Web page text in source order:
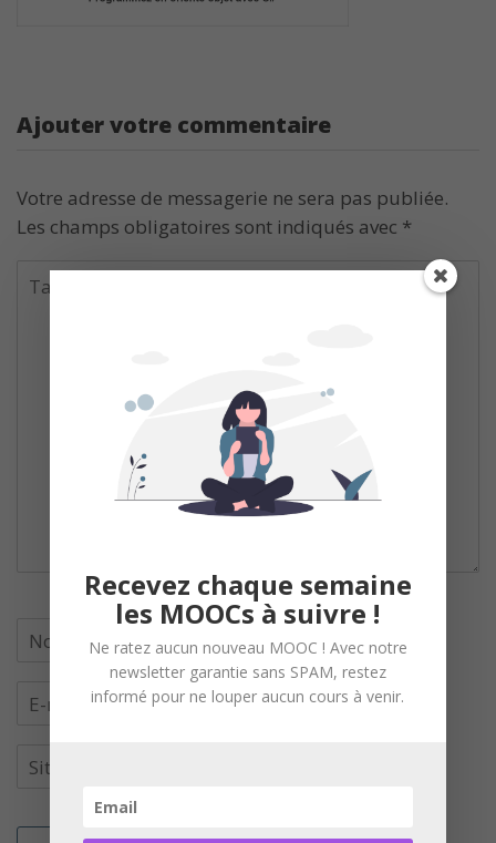
Ajouter votre commentaire
Votre adresse de messagerie ne sera pas publiée.
Les champs obligatoires sont indiqués avec *
Recevez chaque semaine
les MOOCs à suivre !
Ne ratez aucun nouveau MOOC ! Avec notre
newsletter garantie sans SPAM, restez
informé pour ne louper aucun cours à venir.